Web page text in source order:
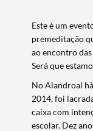
Este é um
premeditação
ao encontro
Será que
No Alandroal
2014, foi
caixa com
escolar. Dez